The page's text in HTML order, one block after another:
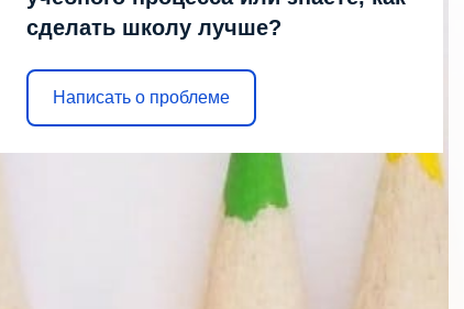
сделать школу лучше?
Написать о проблеме